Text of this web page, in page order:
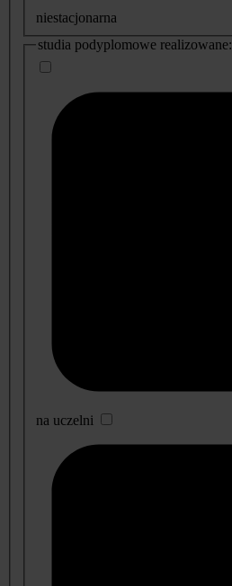
niestacjonarna
studia podyplomowe realizowane:
na uczelni